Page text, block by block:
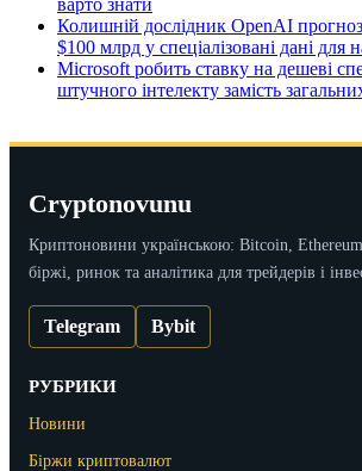
Колишній дослідник OpenAI
$100 млрд у спеціалізовані дані для
Microsoft робить ставку на дешеві
штучного інтелекту замість
Cryptonovunu
Криптоновини українською: Bitcoin,
біржі, ринок та аналітика для трейдерів і
Telegram Bybit
РУБРИКИ
Новини
Біржи криптовалют